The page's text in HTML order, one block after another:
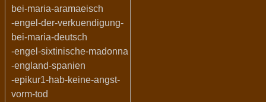
bei-maria-aramaeisch
-engel-der-verkuendigung-
bei-maria-deutsch
-engel-sixtinische-madonna
-england-spanien
-epikur1-hab-keine-angst-
vorm-tod